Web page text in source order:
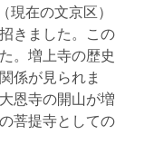
在の文京区）
きました。この
。増上寺の歴史
係が見られま
恩寺の開山が増
菩提寺としての